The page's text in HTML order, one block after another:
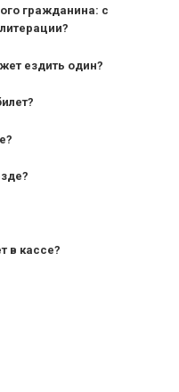
гражданина: с
ездить один?
— от 10 лет и
7 лет.
в кассе?
заказа;
пассажира, на